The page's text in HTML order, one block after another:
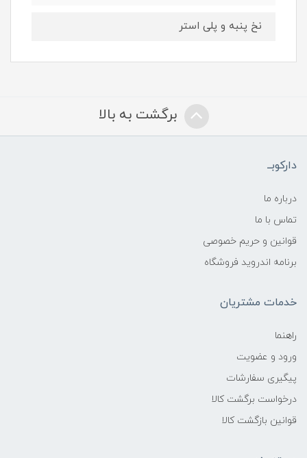
نخ پنبه و پلی استر
برگشت به بالا
دارکوبــ
درباره ما
تماس با ما
قوانین و حریم خصوصی
برنامه اندروید فروشگاه
خدمات مشتریان
راهنما
ورود و عضویت
پیگیری سفارشات
درخواست برگشت کالا
قوانین بازگشت کالا